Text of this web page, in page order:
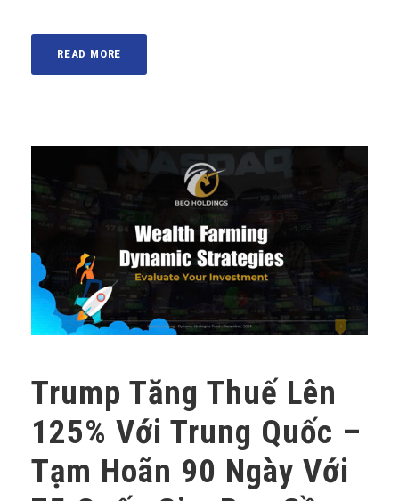
READ MORE
Trump Tăng Thuế Lên
125% Với Trung Quốc –
Tạm Hoãn 90 Ngày Với